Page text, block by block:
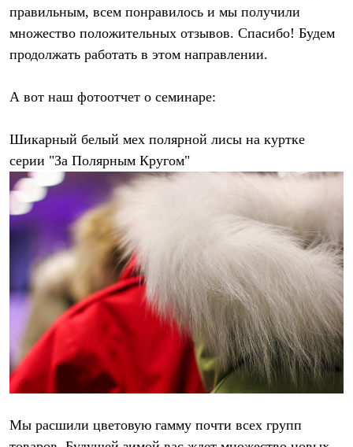
Термобелье
Теплое термобелье
Среднее термобелье
Легкое термобелье
Футболки
Брюки
Женская одежда
Утепленная пухом
Куртки
Брюки
Жилеты
Утепленная синтетикой
Куртки
Брюки
Штормовая одежда
Куртки
Софтшелл одежда
Куртки
Брюки
Лёгкая одежда
Рубашки
Футболки
Брюки
Термобелье
правильным, всем понравилось и мы получили
множество положительных отзывов. Спасибо! Будем
продолжать работать в этом направлении.
А вот наш фотоотчет о семинаре:
Шикарный белый мех полярной лисы на куртке
серии "За Полярным Кругом"
Мы расшили цветовую гамму почти всех групп